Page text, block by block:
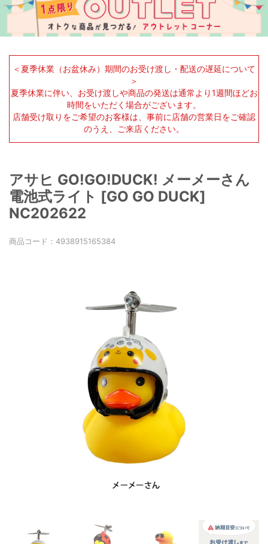
＜夏季休業（お盆休み）期間のお受け渡し・配送の遅延について
＞
夏季休業に伴い、お受け渡しや商品の発送は通常より1週間ほどお
時間をいただく場合がございます。
店舗受け取りをご希望のお客様は、事前に店舗の営業日をご確認
のうえ、ご来店ください。
アサヒ GO!GO!DUCK! メーメーさん
電池式ライト [GO GO DUCK]
NC202622
商品コード： 4938915165384